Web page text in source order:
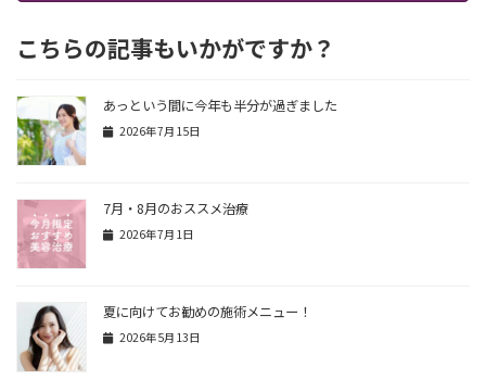
こちらの記事もいかがですか？
あっという間に今年も半分が過ぎました
2026年7月15日
7月・8月のおススメ治療
2026年7月1日
夏に向けてお勧めの施術メニュー！
2026年5月13日